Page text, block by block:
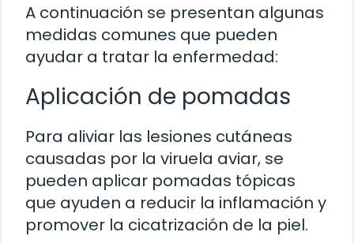
A continuación se presentan algunas
medidas comunes que pueden
ayudar a tratar la enfermedad:
Aplicación de pomadas
Para aliviar las lesiones cutáneas
causadas por la viruela aviar, se
pueden aplicar pomadas tópicas
que ayuden a reducir la inflamación y
promover la cicatrización de la piel.